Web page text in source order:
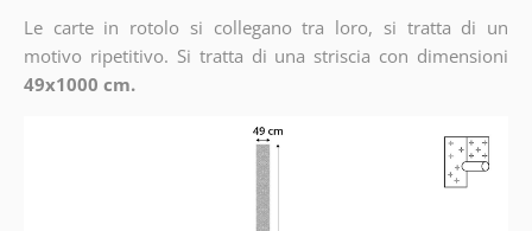
Le carte in rotolo si collegano tra loro, si tratta di un
motivo ripetitivo. Si tratta di una striscia con dimensioni
49x1000 cm.